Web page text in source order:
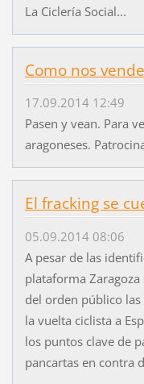
La Ciclería Social...
Como nos
17.09.2014 12:49
Pasen y vean. Para
aragoneses.
El fracking se
05.09.2014 08:06
A pesar de las
plataforma
del orden público
la vuelta ciclista a
los puntos clave de
pancartas en contra